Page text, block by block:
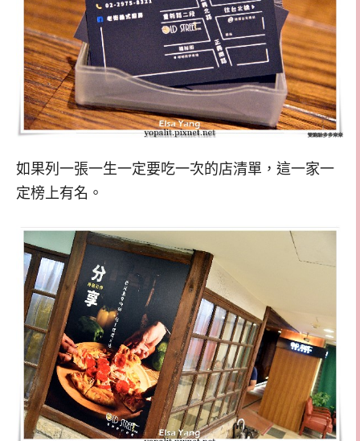
如果列一張一生一定要吃一次的店清單，這一家一
定榜上有名。